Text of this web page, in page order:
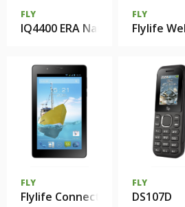
FLY
IQ4400 ERA Nano 8
FLY
Flylife
FLY
Flylife Connect 7 3G 2
FLY
DS107D